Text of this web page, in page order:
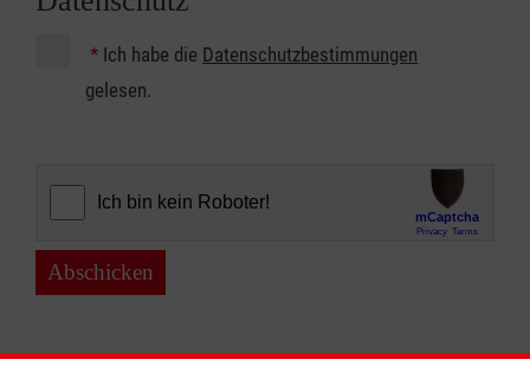
* Ich habe die Datenschutzbestimmungen
gelesen.
Abschicken